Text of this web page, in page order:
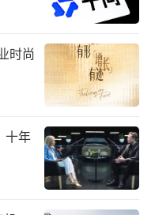
时尚
十年